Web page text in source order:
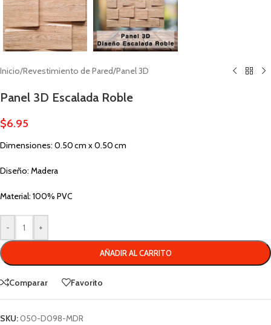
Inicio/Revestimiento de Pared/Panel 3D
Panel 3D Escalada Roble
$6.95
Dimensiones: 0.50 cm x 0.50 cm
Diseño: Madera
Material: 100% PVC
- +
AÑADIR AL CARRITO
Comparar Favorito
SKU:050-D098-MDR